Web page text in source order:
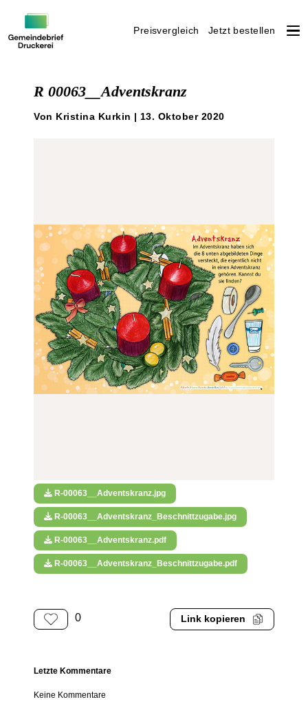
Preisvergleich Jetzt bestellen
R 00063__Adventskranz
Von Kristina Kurkin | 13. Oktober 2020
R-00063__Adventskranz.jpg
R-00063__Adventskranz_Beschnittzugabe.jpg
R-00063__Adventskranz.pdf
R-00063__Adventskranz_Beschnittzugabe.pdf
0 Link kopieren
Letzte Kommentare
Keine Kommentare